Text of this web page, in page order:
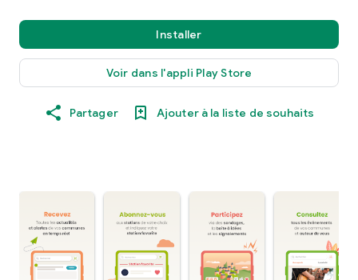
Installer
Voir dans l'appli Play Store
Partager Ajouter à la liste de souhaits